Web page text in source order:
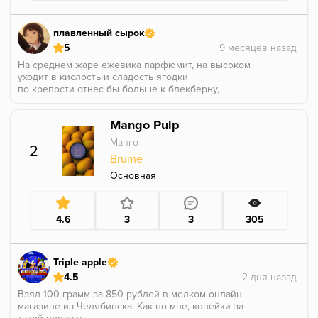
плавленный сырок
5
На среднем жаре ежевика парфюмит, на высоком
уходит в кислость и сладость ягодки
по крепости отнес бы больше к блекберну,
бешеная, констистенция - огонь
Весь прокур и прогрев на 2+2 нг2
Достойный продукт, напинал за 15 минут, быстро
отпустил и курился комфортно мягко
2
Mango Pulp
Манго
Brume
Основная
4.6 3 3 305
Triple apple
4.5
Взял 100 грамм за 850 рублей в мелком онлайн-
магазине из Челябинска. Как по мне, копейки за